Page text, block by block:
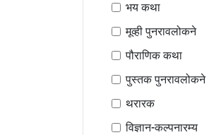
भय कथा
मूव्ही पुनरावलोकने
पौराणिक कथा
पुस्तक पुनरावलोकने
थरारक
विज्ञान-कल्पनारम्य